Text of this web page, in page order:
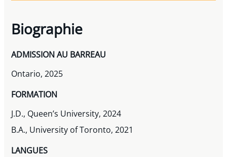
Biographie
ADMISSION AU BARREAU
Ontario, 2025
FORMATION
J.D., Queen’s University, 2024
B.A., University of Toronto, 2021
LANGUES